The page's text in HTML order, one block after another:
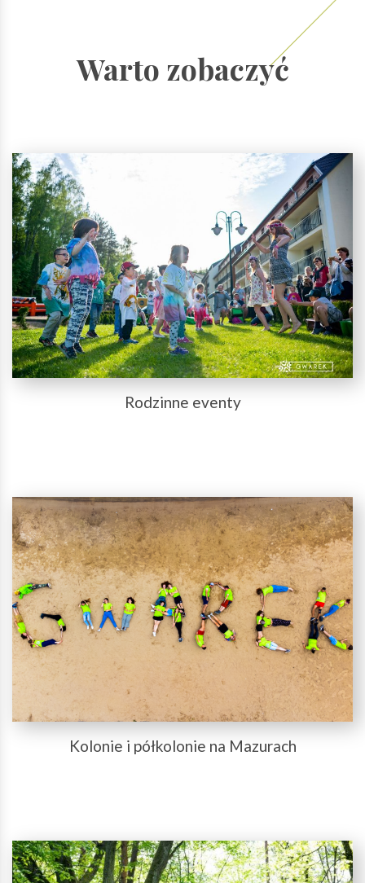
Warto zobaczyć
Rodzinne eventy
Kolonie i półkolonie na Mazurach